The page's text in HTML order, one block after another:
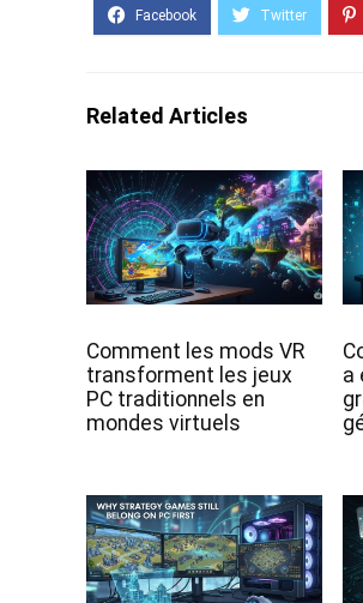
Related Articles
Comment les mods VR
transforment les jeux
PC traditionnels en
mondes virtuels
a